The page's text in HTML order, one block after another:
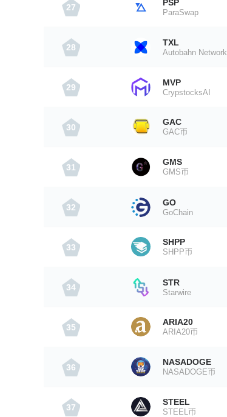
27 PSP
ParaSwap
28 TXL
Autobahn Network
29 MVP
CrypstocksAI
30
GAC
GAC币
31
GMS
GMS币
32 GO
GoChain
33
SHPP
SHPP币
34 STR
Starwire
35
ARIA20
ARIA20币
36
NASADOGE
NASADOGE币
37
STEEL
STEEL币